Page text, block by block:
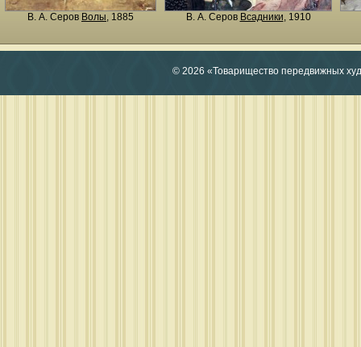
В. А. Серов Волы, 1885 В. А. Серов Всадники, 1910
© 2026 «Товарищество передвижных